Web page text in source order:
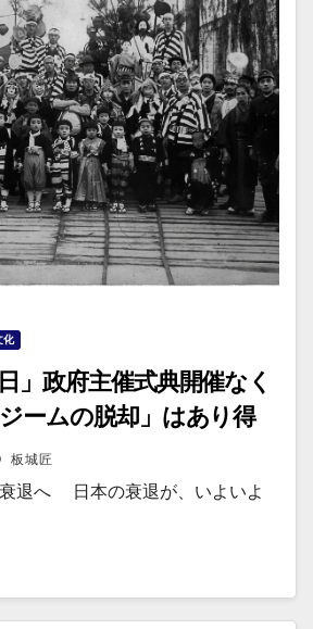
化
」政府主催式典開催なく
ームの脱却」はあり得
板城匠
退へ 日本の衰退が、いよいよ